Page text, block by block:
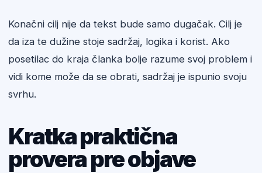
Konačni cilj nije da tekst bude samo dugačak. Cilj je
da iza te dužine stoje sadržaj, logika i korist. Ako
posetilac do kraja članka bolje razume svoj problem i
vidi kome može da se obrati, sadržaj je ispunio svoju
svrhu.
Kratka praktična
provera pre objave